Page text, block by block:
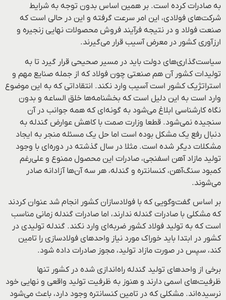
به صادرات کرده است. بر همین اساس بدون توجه به شرایط
شرکت‌های فولادی، این امر سرعت گرفته و این در حالی است که
صنعت فولاد و در نتیجه فرآیند فروش محصولات نهایی زنجیره و
ارزآوری کشور در معرض آسیب قرار می‌گیرند.
سیاست‌گذاری‌های دولت باید در مسیر صحیحی قرار گیرد تا به
تولیدات کشور آن هم صنعتی چون فولاد که از جمله صنایع مهم و
استراتژیک کشور است آسیب وارد نکند. انتقاداتی که به این موضوع
وارد است به این دلیل است که بخشنامه‌ها خلق الساعه و بدون
نگاه کارشناسی ابلاغ می‌شود به گونه‌ای که همه جوانب در آن
سنجیده نمی‌شود. قطعا وزارت صمت با کاهش عوارض گندله به
دنبال رفع یک مشکل بوده است اما حل یک مسئله منجر به ایجاد
مشکلات دیگر شده است. مثلا در سال گذشته در دوره‌ای با وجود
تولید مازاد آهن اسفنجی، صادرات این محصول ممنوع و علی‌رغم
کمبود سنگ‌آهن، کنسانتره و گندله، هر سه آن‌ها آزادانه صادر
می‌شوند.
بر اساس گفت‌وگویی که با فولادسازان کشور انجام شد عنوان کردند
که مشکلی با صادرات گندله ندارند، اما صادرات گندله زمانی مناسب
است که به تولید فولاد کشور ضربه‌ای وارد نکند. گندله تولیدی در
کشور در ابتدا باید خوراک مورد نیاز واحدهای فولادسازی را تامین
کند، سپس در صورت مازاد تولید، مجوز صادرات داده شود.
برخی از واحدهای تولید گندله راه‌اندازی شده در کشور تنها
ظرفیت‌های اسمی دارند و هنوز به ظرفیت تولید واقعی و نهایی خود
نرسیده‌اند. مشکلی که در تامین کنسانتره وجود دارد، باعث می‌شود